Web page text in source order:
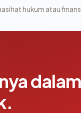
hukum atau
dalam